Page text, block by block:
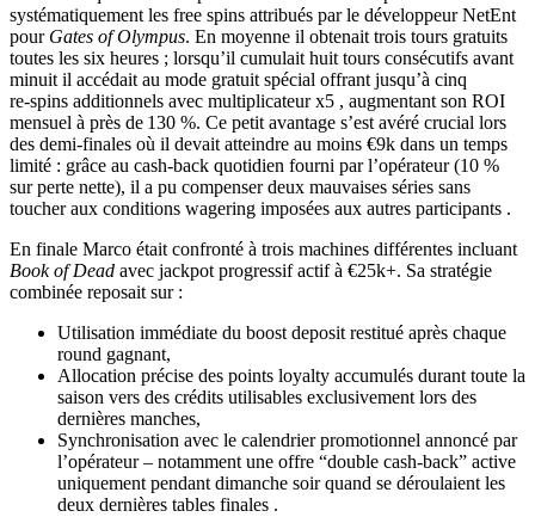
systématiquement les free spins attribués par le développeur NetEnt
pour Gates of Olympus. En moyenne il obtenait trois tours gratuits
toutes les six heures ; lorsqu’il cumulait huit tours consécutifs avant
minuit il accédait au mode gratuit spécial offrant jusqu’à cinq
re‑spins additionnels avec multiplicateur x5 , augmentant son ROI
mensuel à près de 130 %. Ce petit avantage s’est avéré crucial lors
des demi‑finales où il devait atteindre au moins €9k dans un temps
limité : grâce au cash‑back quotidien fourni par l’opérateur (10 %
sur perte nette), il a pu compenser deux mauvaises séries sans
toucher aux conditions wagering imposées aux autres participants .
En finale Marco était confronté à trois machines différentes incluant
Book of Dead avec jackpot progressif actif à €25k+. Sa stratégie
combinée reposait sur :
Utilisation immédiate du boost deposit restitué après chaque
round gagnant,
Allocation précise des points loyalty accumulés durant toute la
saison vers des crédits utilisables exclusivement lors des
dernières manches,
Synchronisation avec le calendrier promotionnel annoncé par
l’opérateur – notamment une offre “double cash‑back” active
uniquement pendant dimanche soir quand se déroulaient les
deux dernières tables finales .